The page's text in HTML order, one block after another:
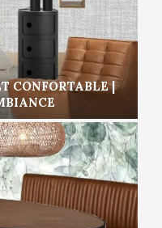
CONFORTABLE |